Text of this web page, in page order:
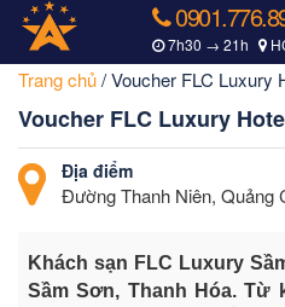
7h30 → 21h
Trang chủ/Voucher FLC Luxury
Voucher FLC Luxury
Địa điểm
Đường Thanh Niên, Quảng
Khách sạn FLC Luxury
Sầm Sơn, Thanh Hóa. Từ